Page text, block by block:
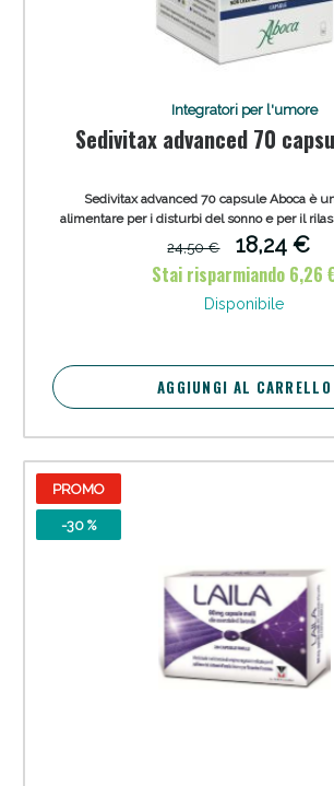
Integratori per l'umore
Sedivitax advanced 70
Sedivitax advanced 70 capsule Aboca è
alimentare per i disturbi del sonno e per il
Gli estratti contenuti nel prodotto sono
esclusivo processo tecnologico estrattivo,
(Liquid-Phase
24,50 €
18,24 €
Stai risparmiando 6,26
Disponibile
AGGIUNGI AL CARRELLO
PROMO
-30 %